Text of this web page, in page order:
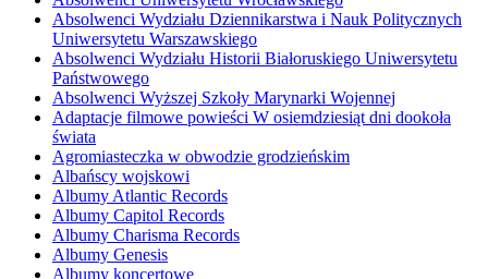
Absolwenci Wydziału Dziennikarstwa i Nauk Politycznych
Uniwersytetu Warszawskiego
Absolwenci Wydziału Historii Białoruskiego Uniwersytetu
Państwowego
Absolwenci Wyższej Szkoły Marynarki Wojennej
Adaptacje filmowe powieści W osiemdziesiąt dni dookoła
świata
Agromiasteczka w obwodzie grodzieńskim
Albańscy wojskowi
Albumy Atlantic Records
Albumy Capitol Records
Albumy Charisma Records
Albumy Genesis
Albumy koncertowe